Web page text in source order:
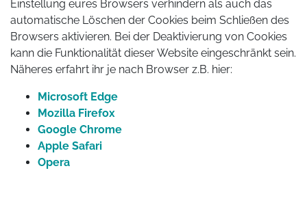
Einstellung eures Browsers verhindern als auch das
automatische Löschen der Cookies beim Schließen des
Browsers aktivieren. Bei der Deaktivierung von Cookies
kann die Funktionalität dieser Website eingeschränkt sein.
Näheres erfahrt ihr je nach Browser z.B. hier:
Microsoft Edge
Mozilla Firefox
Google Chrome
Apple Safari
Opera